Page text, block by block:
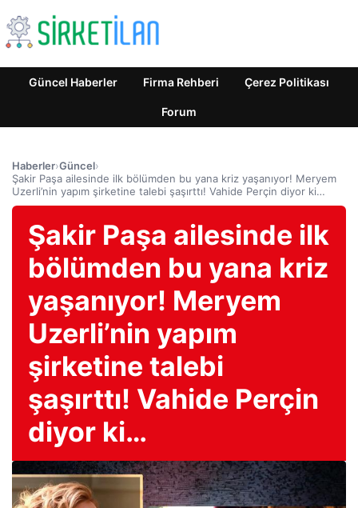
Güncel Haberler Firma Rehberi Çerez Politikası
Forum
Haberler›Güncel›
Şakir Paşa ailesinde ilk bölümden bu yana kriz yaşanıyor! Meryem
Uzerli’nin yapım şirketine talebi şaşırttı! Vahide Perçin diyor ki…
Şakir Paşa ailesinde ilk
bölümden bu yana kriz
yaşanıyor! Meryem
Uzerli’nin yapım
şirketine talebi
şaşırttı! Vahide Perçin
diyor ki…